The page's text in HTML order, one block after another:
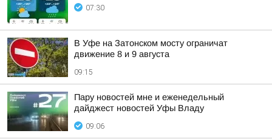
07:30
В Уфе на Затонском мосту ограничат
движение 8 и 9 августа
09:15
Пару новостей мне и еженедельный
дайджест новостей Уфы Владу
09:06